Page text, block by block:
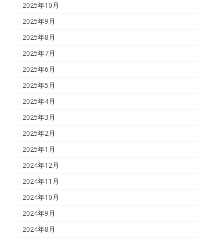
2025年10月
2025年9月
2025年8月
2025年7月
2025年6月
2025年5月
2025年4月
2025年3月
2025年2月
2025年1月
2024年12月
2024年11月
2024年10月
2024年9月
2024年8月